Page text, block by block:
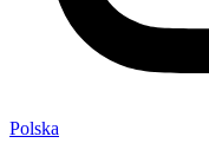
Polska